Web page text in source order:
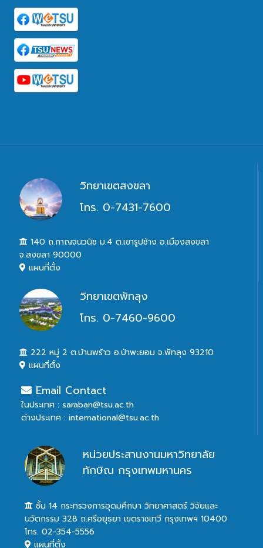
วิทยาเขตสงขลา
โทร. 0-7431-7600
140 ถ.กาญจนวนิช ม.4 ต.เขารูปช้าง อ.เมืองสงขลา
จ.สงขลา 90000
แผนที่ตั้ง
วิทยาเขตพัทลุง
โทร. 0-7460-9600
222 หมู่ 2 ต.บ้านพร้าว อ.ป่าพะยอม จ.พัทลุง 93210
แผนที่ตั้ง
Email Contact
ในประเทศ : saraban@tsu.ac.th
ต่างประเทศ : international@tsu.ac.th
หน่วยประสานงานมหาวิทยาลัย
ทักษิณ กรุงเทพมหานคร
ชั้น 14 กระทรวงการอุดมศึกษา วิทยาศาสตร์ วิจัยและ
นวัตกรรม 328 ถ.ศรีอยุธยา เขตราชเทวี กรุงเทพฯ 10400
โทร. 02-354-5556
แผนที่ตั้ง